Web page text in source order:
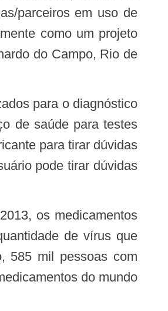
parceiros em uso de
como um projeto
do Campo, Rio de
de saúde para testes
para tirar dúvidas
pode tirar dúvidas
de vírus que
585 mil pessoas com
do mundo